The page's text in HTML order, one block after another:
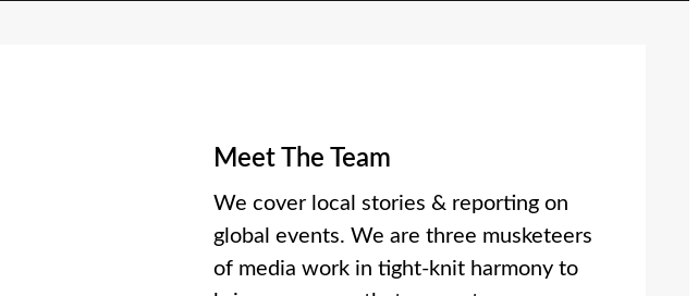
Meet The Team
We cover local stories & reporting on
global events. We are three musketeers
of media work in tight-knit harmony to